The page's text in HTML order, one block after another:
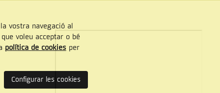
vostra navegació al
voleu acceptar o bé
política de cookiesper
Configurar les cookies